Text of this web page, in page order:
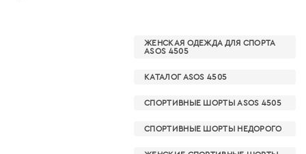
ЖЕНСКАЯ ОДЕЖДА ДЛЯ СПОРТА
ASOS 4505
КАТАЛОГ ASOS 4505
СПОРТИВНЫЕ ШОРТЫ ASOS 4505
СПОРТИВНЫЕ ШОРТЫ НЕДОРОГО